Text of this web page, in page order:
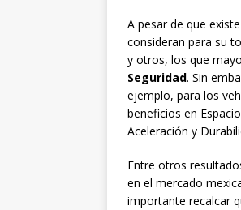
A pesar de que
consideran para su
y otros, los que
Seguridad. Sin
ejemplo, para los
beneficios en
Aceleración y
Entre otros
en el mercado
importante recalcar